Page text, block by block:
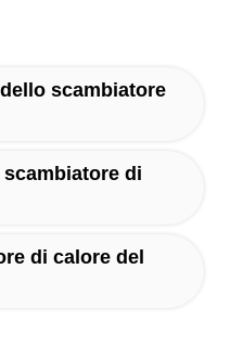
scambiatore
di
di calore del